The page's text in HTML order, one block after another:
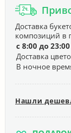
Доставка
композиций в
с 8:00 до 23:00
Доставка
В ночное
Нашли